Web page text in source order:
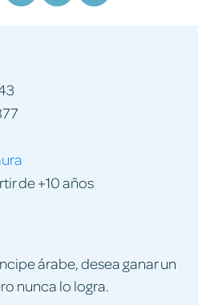
árabe, desea ganar un
nunca lo logra.
de +10 años